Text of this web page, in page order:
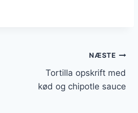
NÆSTE
Tortilla opskrift med
kød og chipotle sauce